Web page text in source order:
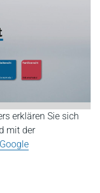
erklären Sie sich
mit der